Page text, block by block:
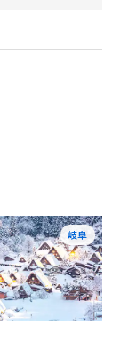
岐阜